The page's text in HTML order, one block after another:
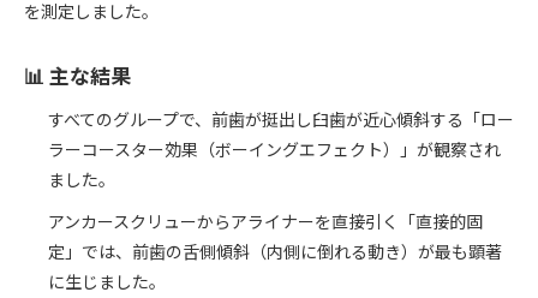
を測定しました。
📊 主な結果
すべてのグループで、前歯が挺出し臼歯が近心傾斜する「ロー
ラーコースター効果（ボーイングエフェクト）」が観察され
ました。
アンカースクリューからアライナーを直接引く「直接的固
定」では、前歯の舌側傾斜（内側に倒れる動き）が最も顕著
に生じました。